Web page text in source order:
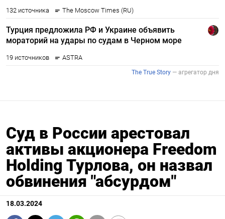
Суд в России арестовал
активы акционера Freedom
Holding Турлова, он назвал
обвинения "абсурдом"
18.03.2024